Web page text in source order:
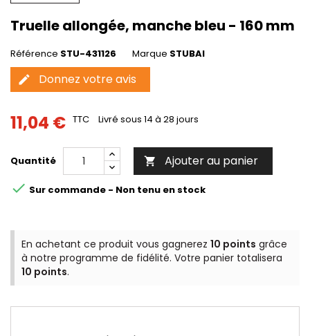
Truelle allongée, manche bleu - 160 mm
Référence STU-431126 Marque STUBAI
edit Donnez votre avis
11,04 € TTC Livré sous 14 à 28 jours
Quantité  Ajouter au panier
 Sur commande - Non tenu en stock
En achetant ce produit vous gagnerez 10 points grâce
à notre programme de fidélité. Votre panier totalisera
10 points.